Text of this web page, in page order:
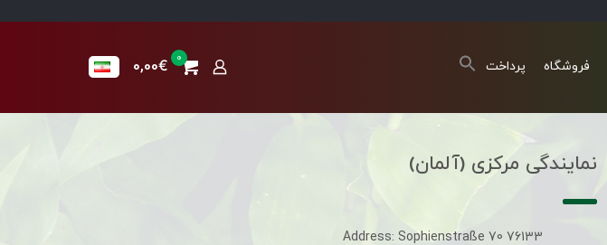
فروشگاه پرداخت 0
0,00€
نمایندگی مرکزی (آلمان)
Address: Sophienstraße 70 76133